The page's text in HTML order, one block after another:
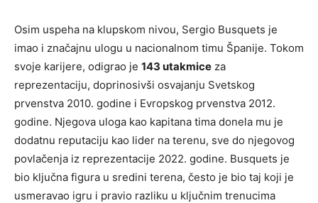
Osim uspeha na klupskom nivou, Sergio Busquets je
imao i značajnu ulogu u nacionalnom timu Španije. Tokom
svoje karijere, odigrao je 143 utakmice za
reprezentaciju, doprinosivši osvajanju Svetskog
prvenstva 2010. godine i Evropskog prvenstva 2012.
godine. Njegova uloga kao kapitana tima donela mu je
dodatnu reputaciju kao lider na terenu, sve do njegovog
povlačenja iz reprezentacije 2022. godine. Busquets je
bio ključna figura u sredini terena, često je bio taj koji je
usmeravao igru i pravio razliku u ključnim trenucima